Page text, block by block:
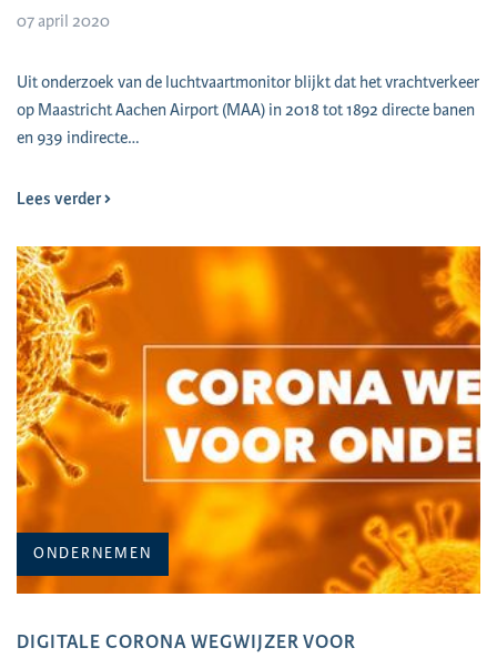
07 april 2020
Uit onderzoek van de luchtvaartmonitor blijkt dat het vrachtverkeer
op Maastricht Aachen Airport (MAA) in 2018 tot 1892 directe banen
en 939 indirecte…
Lees verder
ONDERNEMEN
DIGITALE CORONA WEGWIJZER VOOR